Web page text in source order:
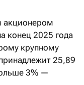
акционером
конец 2025 года
крупному
25,89
3% —